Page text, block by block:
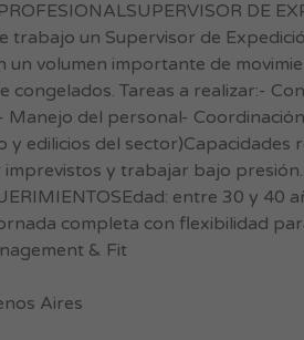
DE
trabajo un Supervisor de
un volumen importante de
congelados. Tareas a realizar:-
Manejo del personal-
y edilicios del
y trabajar bajo
entre 30 y 40
completa con flexibilidad
& Fit
Aires